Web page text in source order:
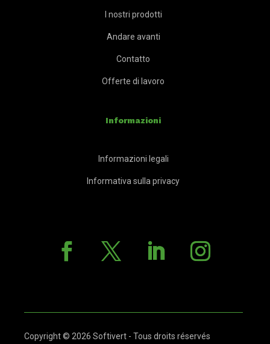
I nostri prodotti
Andare avanti
Contatto
Offerte di lavoro
Informazioni
Informazioni legali
Informativa sulla privacy
Copyright © 2026 Softivert - Tous droits réservés